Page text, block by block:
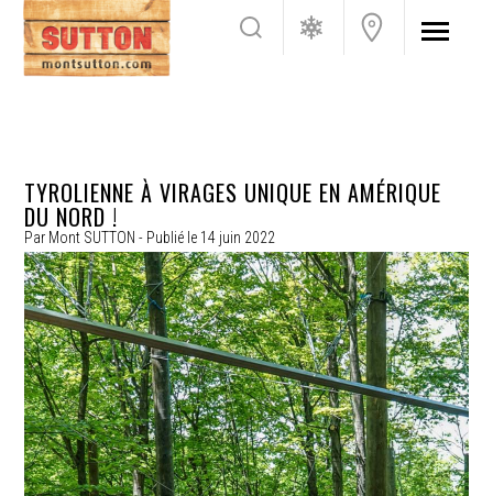
TYROLIENNE À VIRAGES UNIQUE EN AMÉRIQUE
DU NORD !
Par Mont SUTTON - Publié le 14 juin 2022